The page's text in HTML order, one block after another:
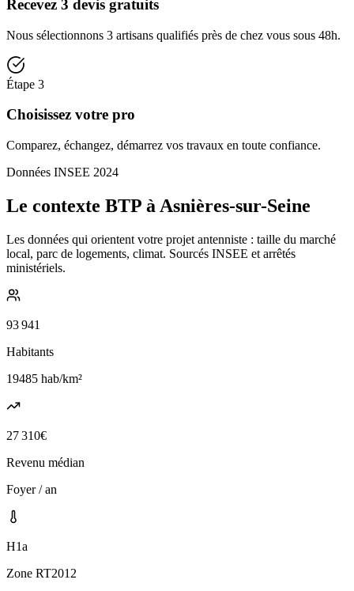
Recevez 3 devis gratuits
Nous sélectionnons 3 artisans qualifiés près de chez vous sous 48h.
Étape 3
Choisissez votre pro
Comparez, échangez, démarrez vos travaux en toute confiance.
Données INSEE 2024
Le contexte BTP à Asnières-sur-Seine
Les données qui orientent votre projet antenniste : taille du marché
local, parc de logements, climat. Sourcés INSEE et arrêtés
ministériels.
93 941
Habitants
19485 hab/km²
27 310€
Revenu médian
Foyer / an
H1a
Zone RT2012